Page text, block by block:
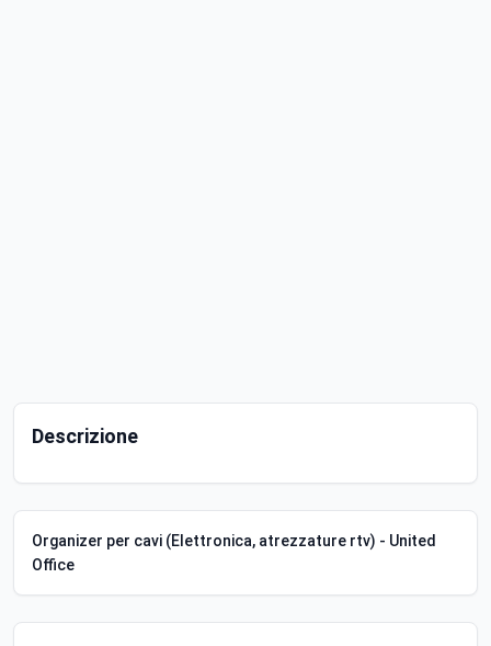
Descrizione
Organizer per cavi (Elettronica, atrezzature rtv) - United
Office